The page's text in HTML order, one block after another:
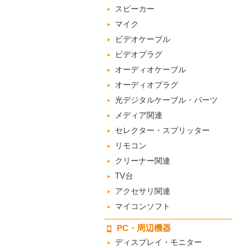
スピーカー
マイク
ビデオケーブル
ビデオプラグ
オーディオケーブル
オーディオプラグ
光デジタルケーブル・パーツ
メディア関連
セレクター・スプリッター
リモコン
クリーナー関連
TV台
アクセサリ関連
マイコンソフト
PC・周辺機器
ディスプレイ・モニター